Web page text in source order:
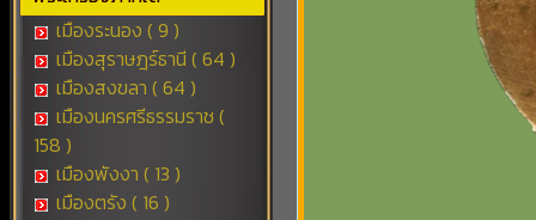
เมืองระนอง ( 9 )
เมืองสุราษฎร์ธานี ( 64 )
เมืองสงขลา ( 64 )
เมืองนครศรีธรรมราช (
158 )
เมืองพังงา ( 13 )
เมืองตรัง ( 16 )